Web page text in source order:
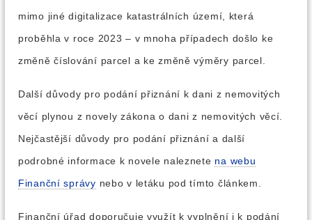
mimo jiné digitalizace katastrálních území, která
proběhla v roce 2023 – v mnoha případech došlo ke
změně číslování parcel a ke změně výměry parcel.
Další důvody pro podání přiznání k dani z nemovitých
věcí plynou z novely zákona o dani z nemovitých věcí.
Nejčastější důvody pro podání přiznání a další
podrobné informace k novele naleznete na webu
Finanční správy nebo v letáku pod tímto článkem.
Finanční úřad doporučuje využít k vyplnění i k podání